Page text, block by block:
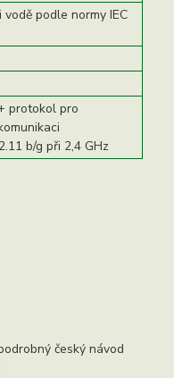
podle normy IEC
protokol pro
b/g při 2,4 GHz
český návod